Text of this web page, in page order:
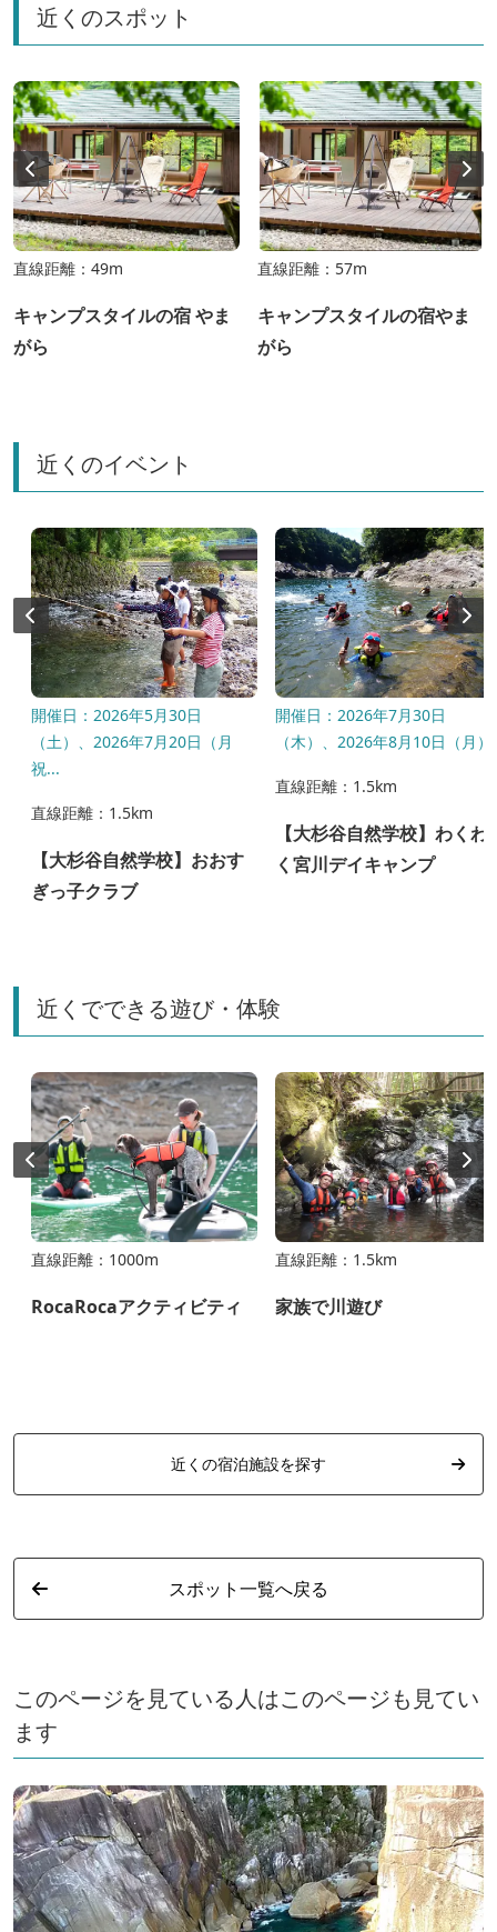
近くのスポット
直線距離：49m
キャンプスタイルの宿 やま
がら
直線距離：57m
キャンプスタイルの宿やま
がら
近くのイベント
開催日：2026年5月30日
（土）、2026年7月20日（月
祝...
直線距離：1.5km
【大杉谷自然学校】おおす
ぎっ子クラブ
開催日：2026年7月30日
（木）、2026年8月10日（月）
直線距離：1.5km
【大杉谷自然学校】わくわ
く宮川デイキャンプ
近くでできる遊び・体験
直線距離：1000m
RocaRocaアクティビティ
直線距離：1.5km
家族で川遊び
近くの宿泊施設を探す
スポット一覧へ戻る
このページを見ている人はこのページも見てい
ます